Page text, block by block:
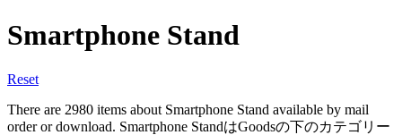
Smartphone Stand
Reset
There are 2980 items about Smartphone Stand available by mail
order or download. Smartphone StandはGoodsの下のカテゴリー